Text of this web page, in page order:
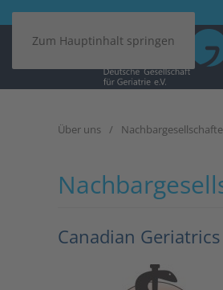
Zum Hauptinhalt springen
Über uns
Canadian Geriatrics